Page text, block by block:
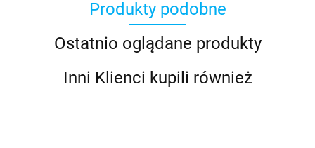
Produkty podobne
Ostatnio oglądane produkty
Inni Klienci kupili również